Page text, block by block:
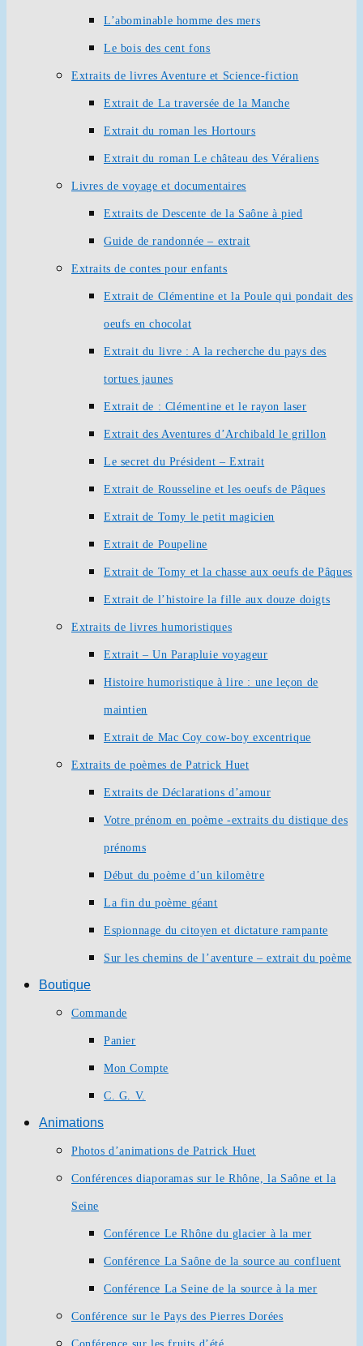
L’abominable homme des mers
Le bois des cent fons
Extraits de livres Aventure et Science-fiction
Extrait de La traversée de la Manche
Extrait du roman les Hortours
Extrait du roman Le château des Véraliens
Livres de voyage et documentaires
Extraits de Descente de la Saône à pied
Guide de randonnée – extrait
Extraits de contes pour enfants
Extrait de Clémentine et la Poule qui pondait des
oeufs en chocolat
Extrait du livre : A la recherche du pays des
tortues jaunes
Extrait de : Clémentine et le rayon laser
Extrait des Aventures d’Archibald le grillon
Le secret du Président – Extrait
Extrait de Rousseline et les oeufs de Pâques
Extrait de Tomy le petit magicien
Extrait de Poupeline
Extrait de Tomy et la chasse aux oeufs de Pâques
Extrait de l’histoire la fille aux douze doigts
Extraits de livres humoristiques
Extrait – Un Parapluie voyageur
Histoire humoristique à lire : une leçon de
maintien
Extrait de Mac Coy cow-boy excentrique
Extraits de poèmes de Patrick Huet
Extraits de Déclarations d’amour
Votre prénom en poème -extraits du distique des
prénoms
Début du poème d’un kilomètre
La fin du poème géant
Espionnage du citoyen et dictature rampante
Sur les chemins de l’aventure – extrait du poème
Boutique
Commande
Panier
Mon Compte
C. G. V.
Animations
Photos d’animations de Patrick Huet
Conférences diaporamas sur le Rhône, la Saône et la
Seine
Conférence Le Rhône du glacier à la mer
Conférence La Saône de la source au confluent
Conférence La Seine de la source à la mer
Conférence sur le Pays des Pierres Dorées